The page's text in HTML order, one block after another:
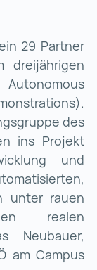
29 Partner
dreijährigen
Autonomous
des
ins Projekt
und
unter rauen
realen
Neubauer,
am Campus